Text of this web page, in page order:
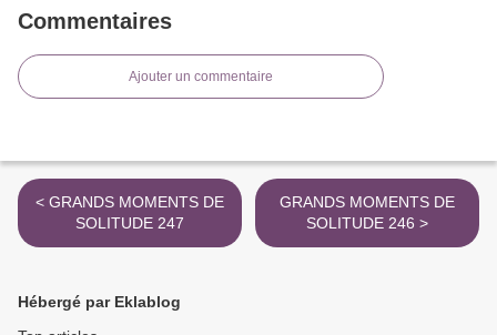
Commentaires
Ajouter un commentaire
< GRANDS MOMENTS DE
SOLITUDE 247
GRANDS MOMENTS DE
SOLITUDE 246 >
Hébergé par Eklablog